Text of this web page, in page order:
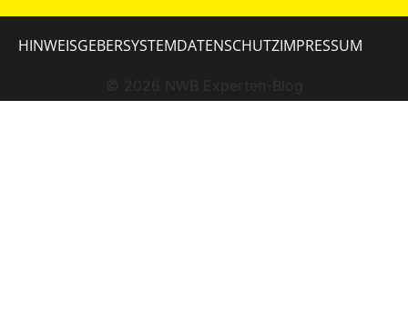
© 2026 NWB Experten-Blog
HINWEISGEBERSYSTEMDATENSCHUTZIMPRESSUM